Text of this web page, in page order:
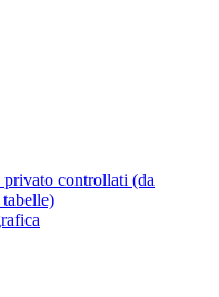
controllati (da